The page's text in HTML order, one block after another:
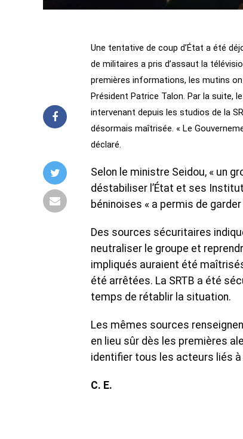
‎Une tentative de coup d’État a été
de militaires a pris d’assaut la
premières informations, les mutins
Président Patrice Talon. Par la suite,
intervenant depuis les studios de la
désormais maîtrisée. ‎‎« Le
déclaré.
Selon le ministre Seidou, « un
déstabiliser l’État et ses
béninoises « a permis de
‎Des sources sécuritaires
neutraliser le groupe et
impliqués auraient été
été arrêtées. La SRTB a été
temps de rétablir la situation.
‎Les mêmes sources
en lieu sûr dès les premières
identifier tous les acteurs liés
‎C. E.